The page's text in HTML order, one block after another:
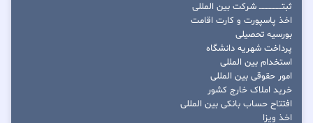
ثبتــــــــــــــــ شرکت بین المللی
اخذ پاسپورت و کارت اقامت
بورسیه تحصیلی
پرداخت شهریه دانشگاه
استخدام بین المللی
امور حقوقی بین المللی
خرید املاک خارج کشور
افتتاح حساب بانکی بین المللی
اخذ ویزا